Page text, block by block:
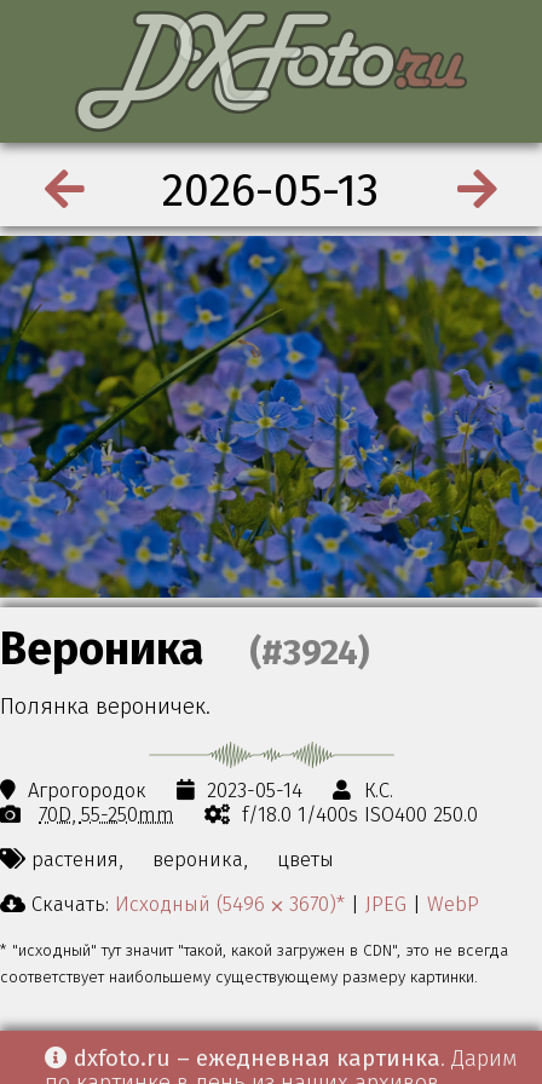
2026-05-13
Вероника (#3924)
Полянка вероничек.
Агрогородок 2023-05-14
К.С.
70D 55-250mm
f/18.0 1/400s ISO400 250.0
растения,
вероника,
цветы
Скачать: Исходный (5496 ⨉ 3670)* | JPEG | WebP
* "исходный" тут значит "такой, какой загружен в CDN", это не всегда
соответствует наибольшему существующему размеру картинки.
dxfoto.ru – ежедневная картинка. Дарим